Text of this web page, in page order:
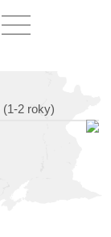
2 roky)